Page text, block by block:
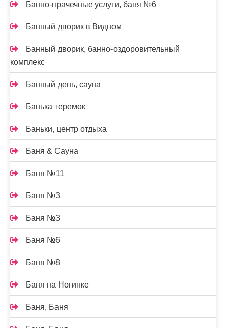
Банно-прачечные услуги, баня №6
Банный дворик в Видном
Банный дворик, банно-оздоровительный
комплекс
Банный день, сауна
Банька теремок
Баньки, центр отдыха
Баня & Сауна
Баня №11
Баня №3
Баня №3
Баня №6
Баня №8
Баня на Ногинке
Баня, Баня